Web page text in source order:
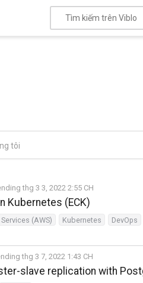
tôi
thg 3 3, 2022 2:55 CH
Kubernetes (ECK)
(AWS) Kubernetes DevOps
thg 3 7, 2022 1:43 CH
slave replication with